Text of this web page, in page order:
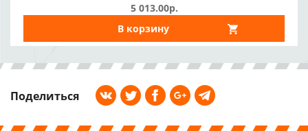
5 013.00р.
В корзину
Поделиться